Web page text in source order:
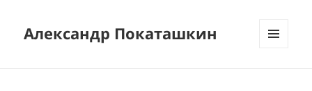
Александр Покаташкин